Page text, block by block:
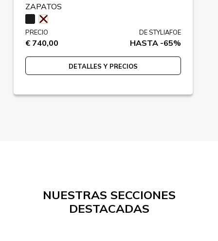
ZAPATOS
PRECIO
€ 740,00
DE STYLIAFOE
HASTA -65%
DETALLES Y PRECIOS
NUESTRAS SECCIONES
DESTACADAS